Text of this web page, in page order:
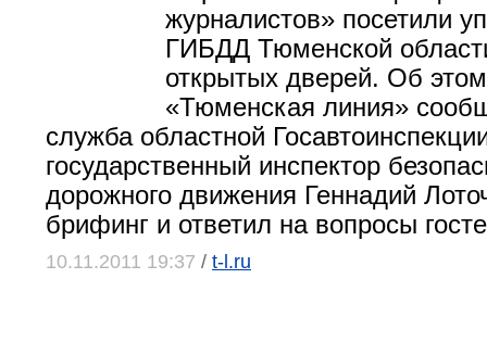
журналистов» посетили
ГИБДД Тюменской
открытых дверей. Об этом
«Тюменская линия»
служба областной
государственный инспектор
дорожного движения Геннадий
брифинг и ответил на вопросы
10.11.2011 19:37 / t-l.ru